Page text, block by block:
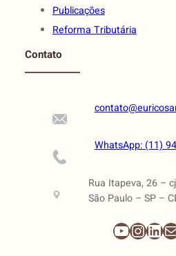
Publicações
Reforma Tributária
Contato
WhatsApp: (11)
Rua Itapeva, 26 –
São Paulo – SP –
Youtube